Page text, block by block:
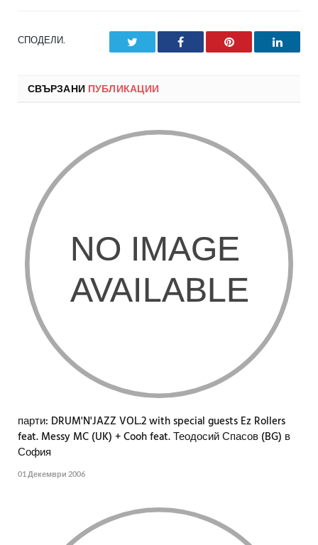
СПОДЕЛИ. Facebook Pinterest
СВЪРЗАНИ ПУБЛИКАЦИИ
парти: DRUM'N'JAZZ VOL.2 with special guests Ez Rollers
feat. Messy MC (UK) + Cooh feat. Теодосий Спасов (BG) в
София
01 Декември 2006